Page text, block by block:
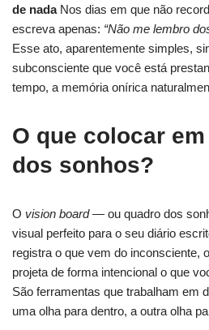
de nadaNos dias em que não
escreva apenas: “Não me lembro
Esse ato, aparentemente simples,
subconsciente que você está
tempo, a memória onírica
O que colocar
dos sonhos?
O vision board— ou quadro dos
visual perfeito para o seu diário
registra o que vem do inconsciente,
projeta de forma intencional o que
São ferramentas que trabalham em
uma olha para dentro, a outra olha